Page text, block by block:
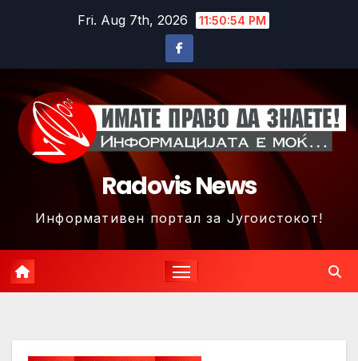
Fri. Aug 7th, 2026 11:50:57 PM
Radovis News
Информативен портал за Југоистокот!